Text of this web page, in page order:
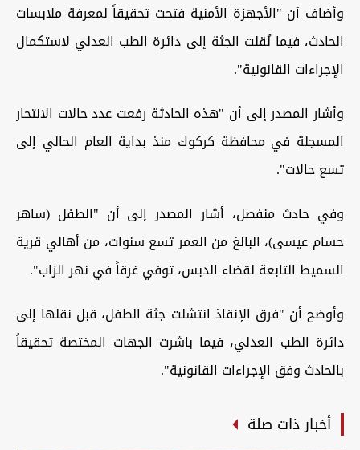
وأضاف أن "الأجهزة الأمنية فتحت تحقيقاً لمعرفة ملابسات
الحادث، فيما نُقلت الجثة إلى دائرة الطب العدلي لاستكمال
الإجراءات القانونية".
وأشار المصدر إلى أن "هذه الحادثة رفعت عدد حالات الانتحار
المسجلة في محافظة كركوك منذ بداية العام الحالي إلى
تسع حالات".
وفي حادث منفصل، أشار المصدر إلى أن "الطفل (ساهر
حسام عيسى)، البالغ من العمر تسع سنوات، من أهالي قرية
السميط التابعة لقضاء الدبس، توفي غرقاً في نهر الزاب".
وأوضح أن "فرق الإنقاذ انتشلت جثة الطفل، قبل نقلها إلى
دائرة الطب العدلي، فيما باشرت الجهات المختصة تحقيقاً
بالحادث وفق الإجراءات القانونية".
أخبار ذات صلة